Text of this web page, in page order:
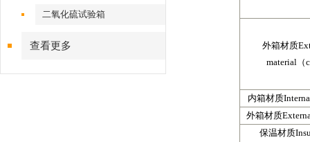
二氧化硫试验箱
查看更多 外箱材质
material（
内箱材质
外箱材质
保温材质